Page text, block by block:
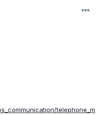
telephone_m